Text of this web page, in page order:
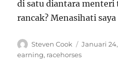
di satu diantara menteri
rancak? Menasihati
Author
Steven Cook
Posted
on
Januari
earning, racehorses